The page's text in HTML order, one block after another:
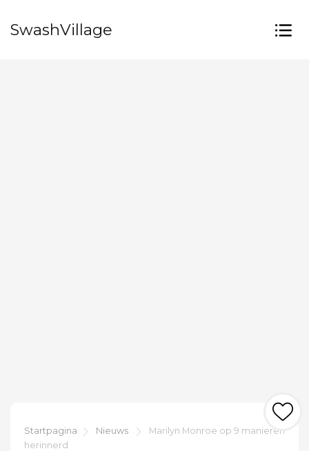
SwashVillage
Startpagina Nieuws
Marilyn Monroe op 9 manieren
herinnerd